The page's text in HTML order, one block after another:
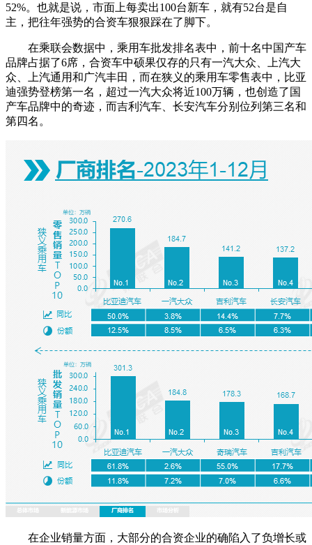
52%。也就是说，市面上每卖出100台新车，就有52台是自
主，把往年强势的合资车狠狠踩在了脚下。
在乘联会数据中，乘用车批发排名表中，前十名中国产车
品牌占据了6席，合资车中硕果仅存的只有一汽大众、上汽大
众、上汽通用和广汽丰田，而在狭义的乘用车零售表中，比亚
迪强势登榜第一名，超过一汽大众将近100万辆，也创造了国
产车品牌中的奇迹，而吉利汽车、长安汽车分别位列第三名和
第四名。
在企业销量方面，大部分的合资企业的确陷入了负增长或